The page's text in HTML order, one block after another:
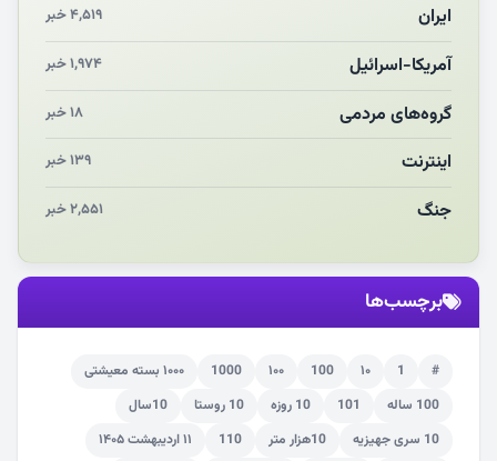
مشهدالرضا آقای شهید ایران را در آغوش کشید
مکن ای صبح طلوع
ایران ۴,۵۱۹ خبر
آمریکا-اسرائیل ۱,۹۷۴ خبر
گروه‌های مردمی ۱۸ خبر
اینترنت ۱۳۹ خبر
جنگ ۲,۵۵۱ خبر
برچسب‌ها
#
1 ۱۰ 100 ۱۰۰ 1000
۱۰۰۰ بسته معیشتی
100 ساله
101 10 روزه 10 روستا
10سال
10 سری جهیزیه
10هزار متر 110
۱۱ اردیبهشت ۱۴۰۵